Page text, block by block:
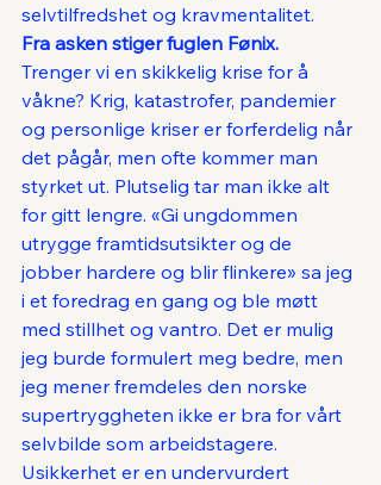
selvtilfredshet og kravmentalitet.
Fra asken stiger fuglen Fønix.
Trenger vi en skikkelig krise for å
våkne? Krig, katastrofer, pandemier
og personlige kriser er forferdelig når
det pågår, men ofte kommer man
styrket ut. Plutselig tar man ikke alt
for gitt lengre. «Gi ungdommen
utrygge framtidsutsikter og de
jobber hardere og blir flinkere» sa jeg
i et foredrag en gang og ble møtt
med stillhet og vantro. Det er mulig
jeg burde formulert meg bedre, men
jeg mener fremdeles den norske
supertryggheten ikke er bra for vårt
selvbilde som arbeidstagere.
Usikkerhet er en undervurdert